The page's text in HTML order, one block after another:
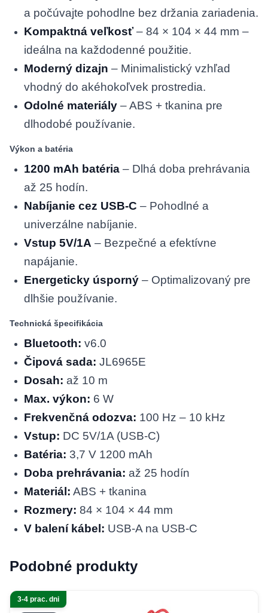
a počúvajte pohodlne bez držania zariadenia.
Kompaktná veľkosť– 84 × 104 × 44 mm –
ideálna na každodenné použitie.
Moderný dizajn – Minimalistický vzhľad
vhodný do akéhokoľvek prostredia.
Odolné materiály – ABS + tkanina pre
dlhodobé používanie.
Výkon a batéria
1200 mAh batéria – Dlhá doba prehrávania
až 25 hodín.
Nabíjanie cez USB-C – Pohodlné a
univerzálne nabíjanie.
Vstup 5V/1A – Bezpečné a efektívne
napájanie.
Energeticky úsporný – Optimalizovaný pre
dlhšie používanie.
Technická špecifikácia
Bluetooth: v6.0
Čipová sada: JL6965E
Dosah: až 10 m
Max. výkon: 6 W
Frekvenčná odozva: 100 Hz – 10 kHz
Vstup: DC 5V/1A (USB-C)
Batéria: 3,7 V 1200 mAh
Doba prehrávania: až 25 hodín
Materiál: ABS + tkanina
Rozmery: 84 × 104 × 44 mm
V balení kábel: USB-A na USB-C
Podobné produkty
3-4 prac. dni